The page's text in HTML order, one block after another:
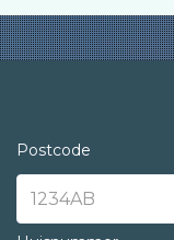
Postcode